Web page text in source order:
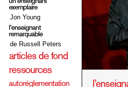
Jon Young
de Russell Peters